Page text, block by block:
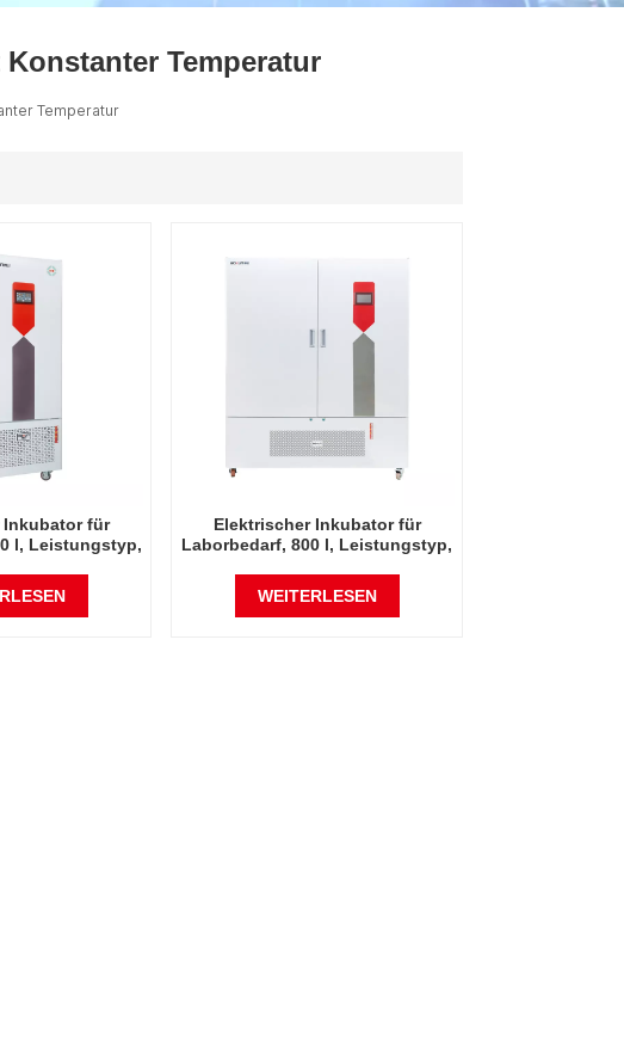
Temperatur
Temperatur
Inkubator für
l, Leistungstyp,
und
Elektrischer Inkubator für
Laborbedarf, 800 l, Leistungstyp,
mit konstanter Temperatur und
Luftfeuchtigkeit
WEITERLESEN